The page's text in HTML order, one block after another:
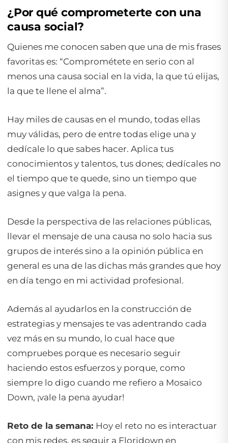
¿Por qué comprometerte con una
causa social?
Quienes me conocen saben que una de mis frases
favoritas es: “Comprométete en serio con al
menos una causa social en la vida, la que tú elijas,
la que te llene el alma”.
Hay miles de causas en el mundo, todas ellas
muy válidas, pero de entre todas elige una y
dedícale lo que sabes hacer. Aplica tus
conocimientos y talentos, tus dones; dedícales no
el tiempo que te quede, sino un tiempo que
asignes y que valga la pena.
Desde la perspectiva de las relaciones públicas,
llevar el mensaje de una causa no solo hacia sus
grupos de interés sino a la opinión pública en
general es una de las dichas más grandes que hoy
en día tengo en mi actividad profesional.
Además al ayudarlos en la construcción de
estrategias y mensajes te vas adentrando cada
vez más en su mundo, lo cual hace que
compruebes porque es necesario seguir
haciendo estos esfuerzos y porque, como
siempre lo digo cuando me refiero a Mosaico
Down, ¡vale la pena ayudar!
Reto de la semana: Hoy el reto no es interactuar
con mis redes, es seguir a Floridown en